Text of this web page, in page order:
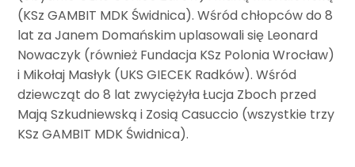
(KSz GAMBIT MDK Świdnica). Wśród chłopców do 8
lat za Janem Domańskim uplasowali się Leonard
Nowaczyk (również Fundacja KSz Polonia Wrocław)
i Mikołaj Masłyk (UKS GIECEK Radków). Wśród
dziewcząt do 8 lat zwyciężyła Łucja Zboch przed
Mają Szkudniewską i Zosią Casuccio (wszystkie trzy
KSz GAMBIT MDK Świdnica).